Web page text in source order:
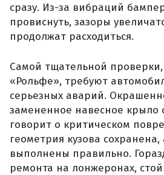
сразу. Из-за вибраций
провиснуть, зазоры
продолжат расходиться.
Самой тщательной
«Рольфе», требуют
серьезных аварий.
замененное навесное крыло
говорит о критическом
геометрия кузова
выполнены правильно.
ремонта на лонжеронах,